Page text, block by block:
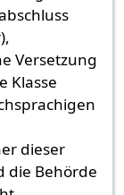
Versetzung
Klasse
dieser
die Behörde